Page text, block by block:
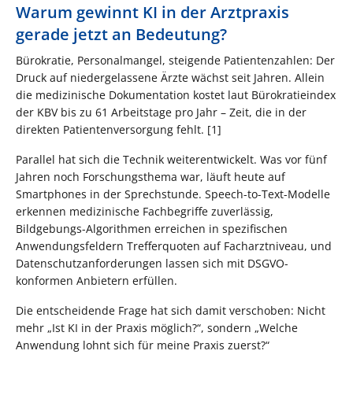
Warum gewinnt KI in der Arztpraxis
gerade jetzt an Bedeutung?
Bürokratie, Personalmangel, steigende Patientenzahlen: Der
Druck auf niedergelassene Ärzte wächst seit Jahren. Allein
die medizinische Dokumentation kostet laut Bürokratieindex
der KBV bis zu 61 Arbeitstage pro Jahr – Zeit, die in der
direkten Patientenversorgung fehlt. [1]
Parallel hat sich die Technik weiterentwickelt. Was vor fünf
Jahren noch Forschungsthema war, läuft heute auf
Smartphones in der Sprechstunde. Speech-to-Text-Modelle
erkennen medizinische Fachbegriffe zuverlässig,
Bildgebungs-Algorithmen erreichen in spezifischen
Anwendungsfeldern Trefferquoten auf Facharztniveau, und
Datenschutzanforderungen lassen sich mit DSGVO-
konformen Anbietern erfüllen.
Die entscheidende Frage hat sich damit verschoben: Nicht
mehr „Ist KI in der Praxis möglich?“, sondern „Welche
Anwendung lohnt sich für meine Praxis zuerst?“